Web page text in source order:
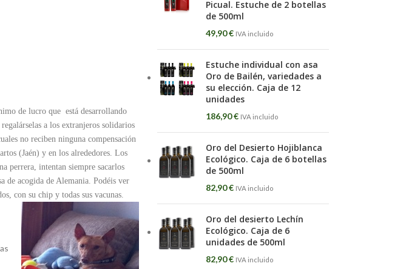
de lucro que está desarrollando
a los extranjeros solidarios
no reciben ninguna compensación
(Jaén) y en los alrededores. Los
perrera, intentan siempre sacarlos
de acogida de Alemania. Podéis ver
con su chip y todas sus vacunas.
Picual. Estuche de 2 botellas
de 500ml
49,90€ IVA incluido
Estuche individual con asa
Oro de Bailén, variedades a
su elección. Caja de 12
unidades
186,90€ IVA incluido
Oro del Desierto Hojiblanca
Ecológico. Caja de 6 botellas
de 500ml
82,90€ IVA incluido
Oro del desierto Lechín
Ecológico. Caja de 6
unidades de 500ml
82,90€ IVA incluido